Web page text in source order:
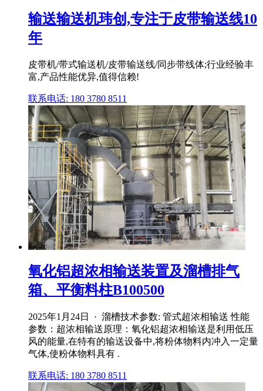
输送输送机玮创,专注于皮带输送线10
年
皮带机/带式输送机/皮带输送线/同步带线体;行业经验丰
富,产品性能优异,值得信赖!
联系电话: 180 3780 8511
氧化铝超浓相输送装置及溜槽排气
箱、平衡料柱B100500
2025年1月24日 · 溜槽技术参数: 管式超浓相输送 性能
参数：超浓相输送原理：氧化铝超浓相输送是利用低压
风的能量,在特有的输送设备中,将粉体物料内冲入一定量
气体,使粉体物料具有 .
联系电话: 180 3780 8511